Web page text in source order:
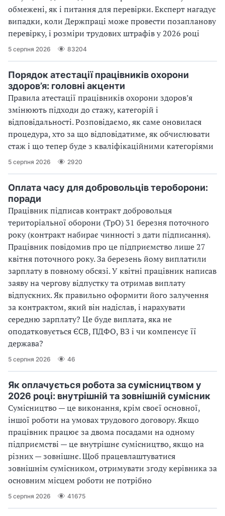
обмежені, як і питання для перевірки. Експерт нагадує
випадки, коли Держпраці може провести позапланову
перевірку, і розміри трудових штрафів у 2026 році
5 серпня 2026 83204
Порядок атестації працівників охорони
здоров’я: головні акценти
Правила атестації працівників охорони здоров’я
змінюють підходи до стажу, категорій і
відповідальності. Розповідаємо, як саме оновилася
процедура, хто за що відповідатиме, як обчислювати
стаж і що тепер буде з кваліфікаційними категоріями
5 серпня 2026 2920
Оплата часу для добровольців тероборони:
поради
Працівник підписав контракт добровольця
територіальної оборони (ТрО) 31 березня поточного
року (контракт набирає чинності з дати підписання).
Працівник повідомив про це підприємство лише 27
квітня поточного року. За березень йому виплатили
зарплату в повному обсязі. У квітні працівник написав
заяву на чергову відпустку та отримав виплату
відпускних. Як правильно оформити його залучення
за контрактом, який він надіслав, і нарахувати
середню зарплату? Це буде виплата, яка не
оподатковується ЄСВ, ПДФО, ВЗ і чи компенсує її
держава?
5 серпня 2026 46
Як оплачується робота за сумісництвом у
2026 році: внутрішній та зовнішній сумісник
Сумісництво — це виконання, крім своєї основної,
іншої роботи на умовах трудового договору. Якщо
працівник працює за двома посадами на одному
підприємстві — це внутрішнє сумісництво, якщо на
різних — зовнішнє. Щоб працевлаштуватися
зовнішнім сумісником, отримувати згоду керівника за
основним місцем роботи не потрібно
5 серпня 2026 41675